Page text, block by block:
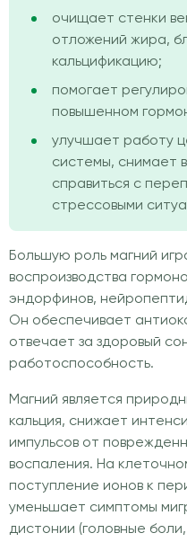
очищает стенки
отложений жира,
кальцификацию;
помогает
повышенном
улучшает работу
системы, снимает
справиться с
стрессовыми
Большую роль магний
воспроизводства
эндорфинов,
Он обеспечивает
отвечает за здоровый
работоспособность.
Магний является
кальция, снижает
импульсов от
воспаления. На
поступление ионов к
уменьшает симптомы
дистонии (головные